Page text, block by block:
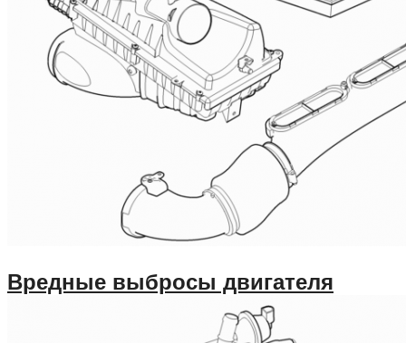
Вредные выбросы двигателя